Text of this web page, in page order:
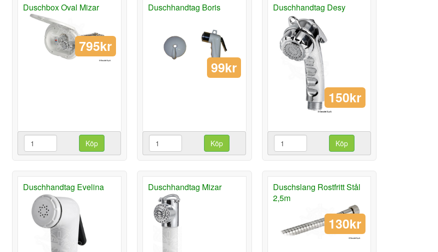
Duschbox Oval Mizar
795kr
Köp
Duschhandtag Boris
99kr
Köp
Duschhandtag Desy
150kr
Köp
Duschhandtag Evelina Duschhandtag Mizar
Duschslang Rostfritt Stål
2,5m
130kr